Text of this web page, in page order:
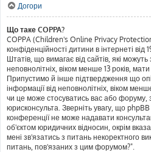
Догори
Що таке COPPA?
COPPA (Children's Online Privacy
конфіденційності дитини в інтернеті
Штатів, що вимагає від сайтів, які
неповнолітніх, віком менше 13 років,
Припустимо й інше підтвердження що
інформації від неповнолітніх, віком
чи це може стосуватись вас або форуму,
юрисконсульта. Зверніть увагу, що
конференції не може надавати
об'єктом юридичних відносин, окрім
мені зв'язатись з питань некоректного
питань, пов'язаних з цим форумом?".